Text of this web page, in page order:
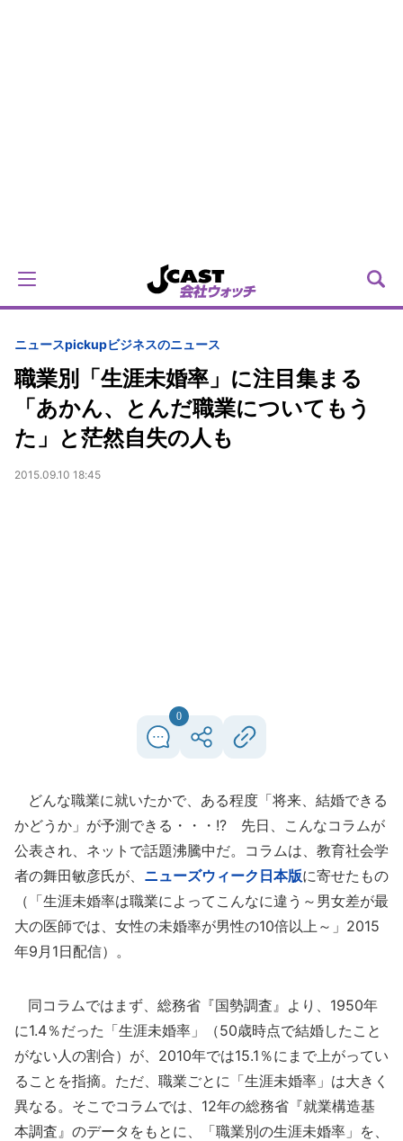
ニュースpickupビジネスのニュース
職業別「生涯未婚率」に注目集まる
「あかん、とんだ職業についてもう
た」と茫然自失の人も
2015.09.10 18:45
0
どんな職業に就いたかで、ある程度「将来、結婚できる
かどうか」が予測できる・・・!? 先日、こんなコラムが
公表され、ネットで話題沸騰中だ。コラムは、教育社会学
者の舞田敏彦氏が、 ニューズウィーク日本版に寄せたもの
（「生涯未婚率は職業によってこんなに違う～男女差が最
大の医師では、女性の未婚率が男性の10倍以上～」2015
年9月1日配信）。
同コラムではまず、総務省『国勢調査』より、1950年
に1.4％だった「生涯未婚率」（50歳時点で結婚したこと
がない人の割合）が、2010年では15.1％にまで上がってい
ることを指摘。ただ、職業ごとに「生涯未婚率」は大きく
異なる。そこでコラムでは、12年の総務省『就業構造基
本調査』のデータをもとに、「職業別の生涯未婚率」を、